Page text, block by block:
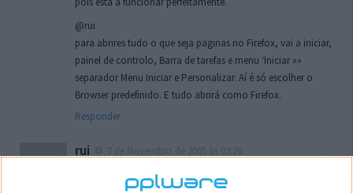
@rui
para abrires tudo o que seja paginas no Firefox, vai a iniciar,
painel de controlo, Barra de tarefas e menu ‘Iniciar »»
separador Menu Iniciar e Personalizar. Aí é só escolher o
Browser predefinido. E tudo abrirá como Firefox.
Responder
rui
localizaçao referida n se encontra la nada k me permita por